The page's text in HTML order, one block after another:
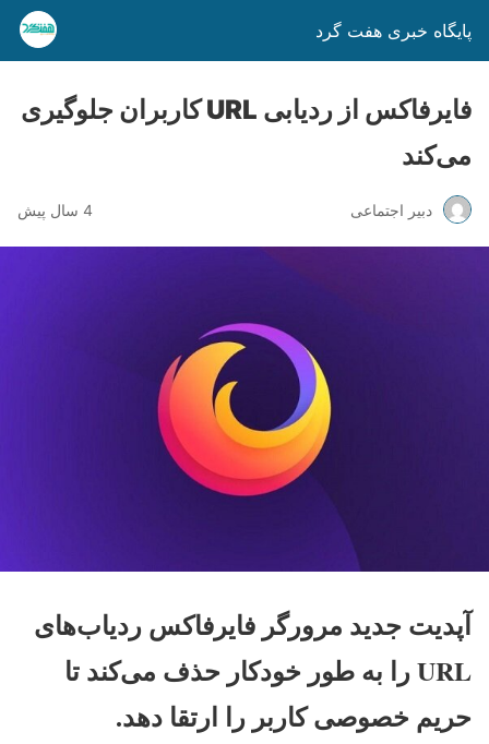
پایگاه خبری هفت گرد
فایرفاکس از ردیابی URL کاربران جلوگیری
می‌کند
دبیر اجتماعی 4 سال پیش
آپدیت جدید مرورگر فایرفاکس ردیاب‌های
URL را به طور خودکار حذف می‌کند تا
حریم خصوصی کاربر را ارتقا دهد.